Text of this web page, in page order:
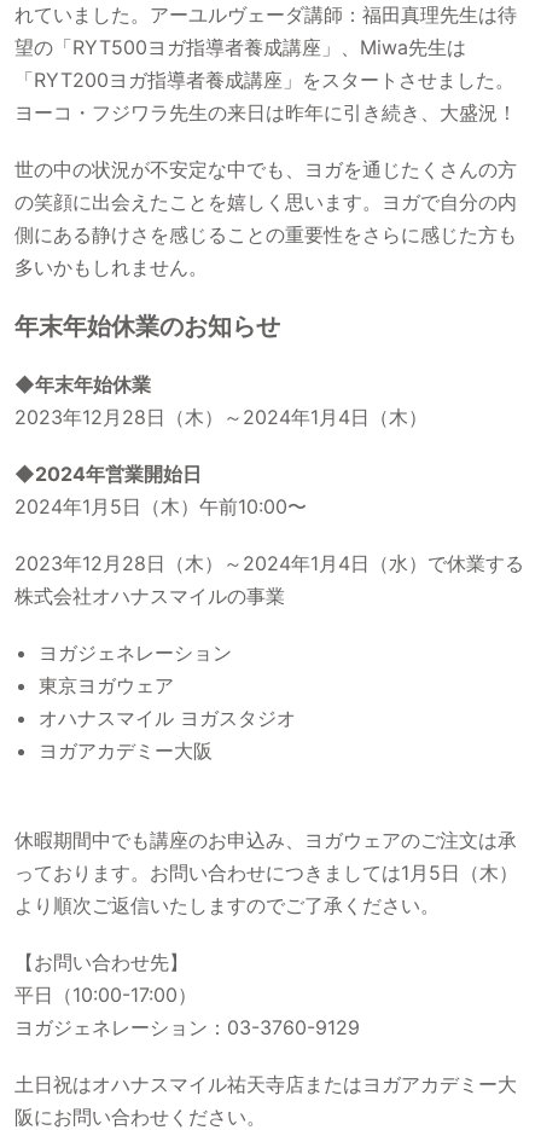
れていました。アーユルヴェーダ講師：福田真理先生は待
望の「RYT500ヨガ指導者養成講座」、Miwa先生は
「RYT200ヨガ指導者養成講座」をスタートさせました。
ヨーコ・フジワラ先生の来日は昨年に引き続き、大盛況！
世の中の状況が不安定な中でも、ヨガを通じたくさんの方
の笑顔に出会えたことを嬉しく思います。ヨガで自分の内
側にある静けさを感じることの重要性をさらに感じた方も
多いかもしれません。
年末年始休業のお知らせ
◆年末年始休業
2023年12月28日（木）～2024年1月4日（木）
◆2024年営業開始日
2024年1月5日（木）午前10:00〜
2023年12月28日（木）～2024年1月4日（水）で休業する
株式会社オハナスマイルの事業
ヨガジェネレーション
東京ヨガウェア
オハナスマイル ヨガスタジオ
ヨガアカデミー大阪
休暇期間中でも講座のお申込み、ヨガウェアのご注文は承
っております。お問い合わせにつきましては1月5日（木）
より順次ご返信いたしますのでご了承ください。
【お問い合わせ先】
平日（10:00-17:00）
ヨガジェネレーション：03-3760-9129
土日祝はオハナスマイル祐天寺店またはヨガアカデミー大
阪にお問い合わせください。